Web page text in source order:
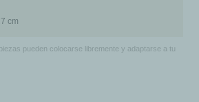
cm
pueden colocarse libremente y adaptarse a tu